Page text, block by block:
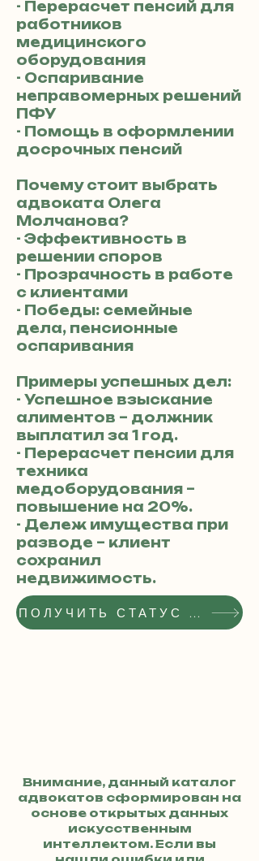
- Перерасчет пенсий для
работников
медицинского
оборудования
- Оспаривание
неправомерных решений
ПФУ
- Помощь в оформлении
досрочных пенсий
Почему стоит выбрать
адвоката Олега
Молчанова?
- Эффективность в
решении споров
- Прозрачность в работе
с клиентами
- Победы: семейные
дела, пенсионные
оспаривания
Примеры успешных дел:
- Успешное взыскание
алиментов – должник
выплатил за 1 год.
- Перерасчет пенсии для
техника
медоборудования –
повышение на 20%.
- Дележ имущества при
разводе – клиент
сохранил
недвижимость.
ПОЛУЧИТЬ СТАТУС РЕКОМЕНДОВАННОГО АДВОКАТА
Внимание, данный каталог
адвокатов сформирован на
основе открытых данных
искусственным
интеллектом. Если вы